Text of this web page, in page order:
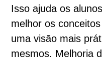
Isso ajuda os
melhor os
uma visão mais
mesmos. Melhoria